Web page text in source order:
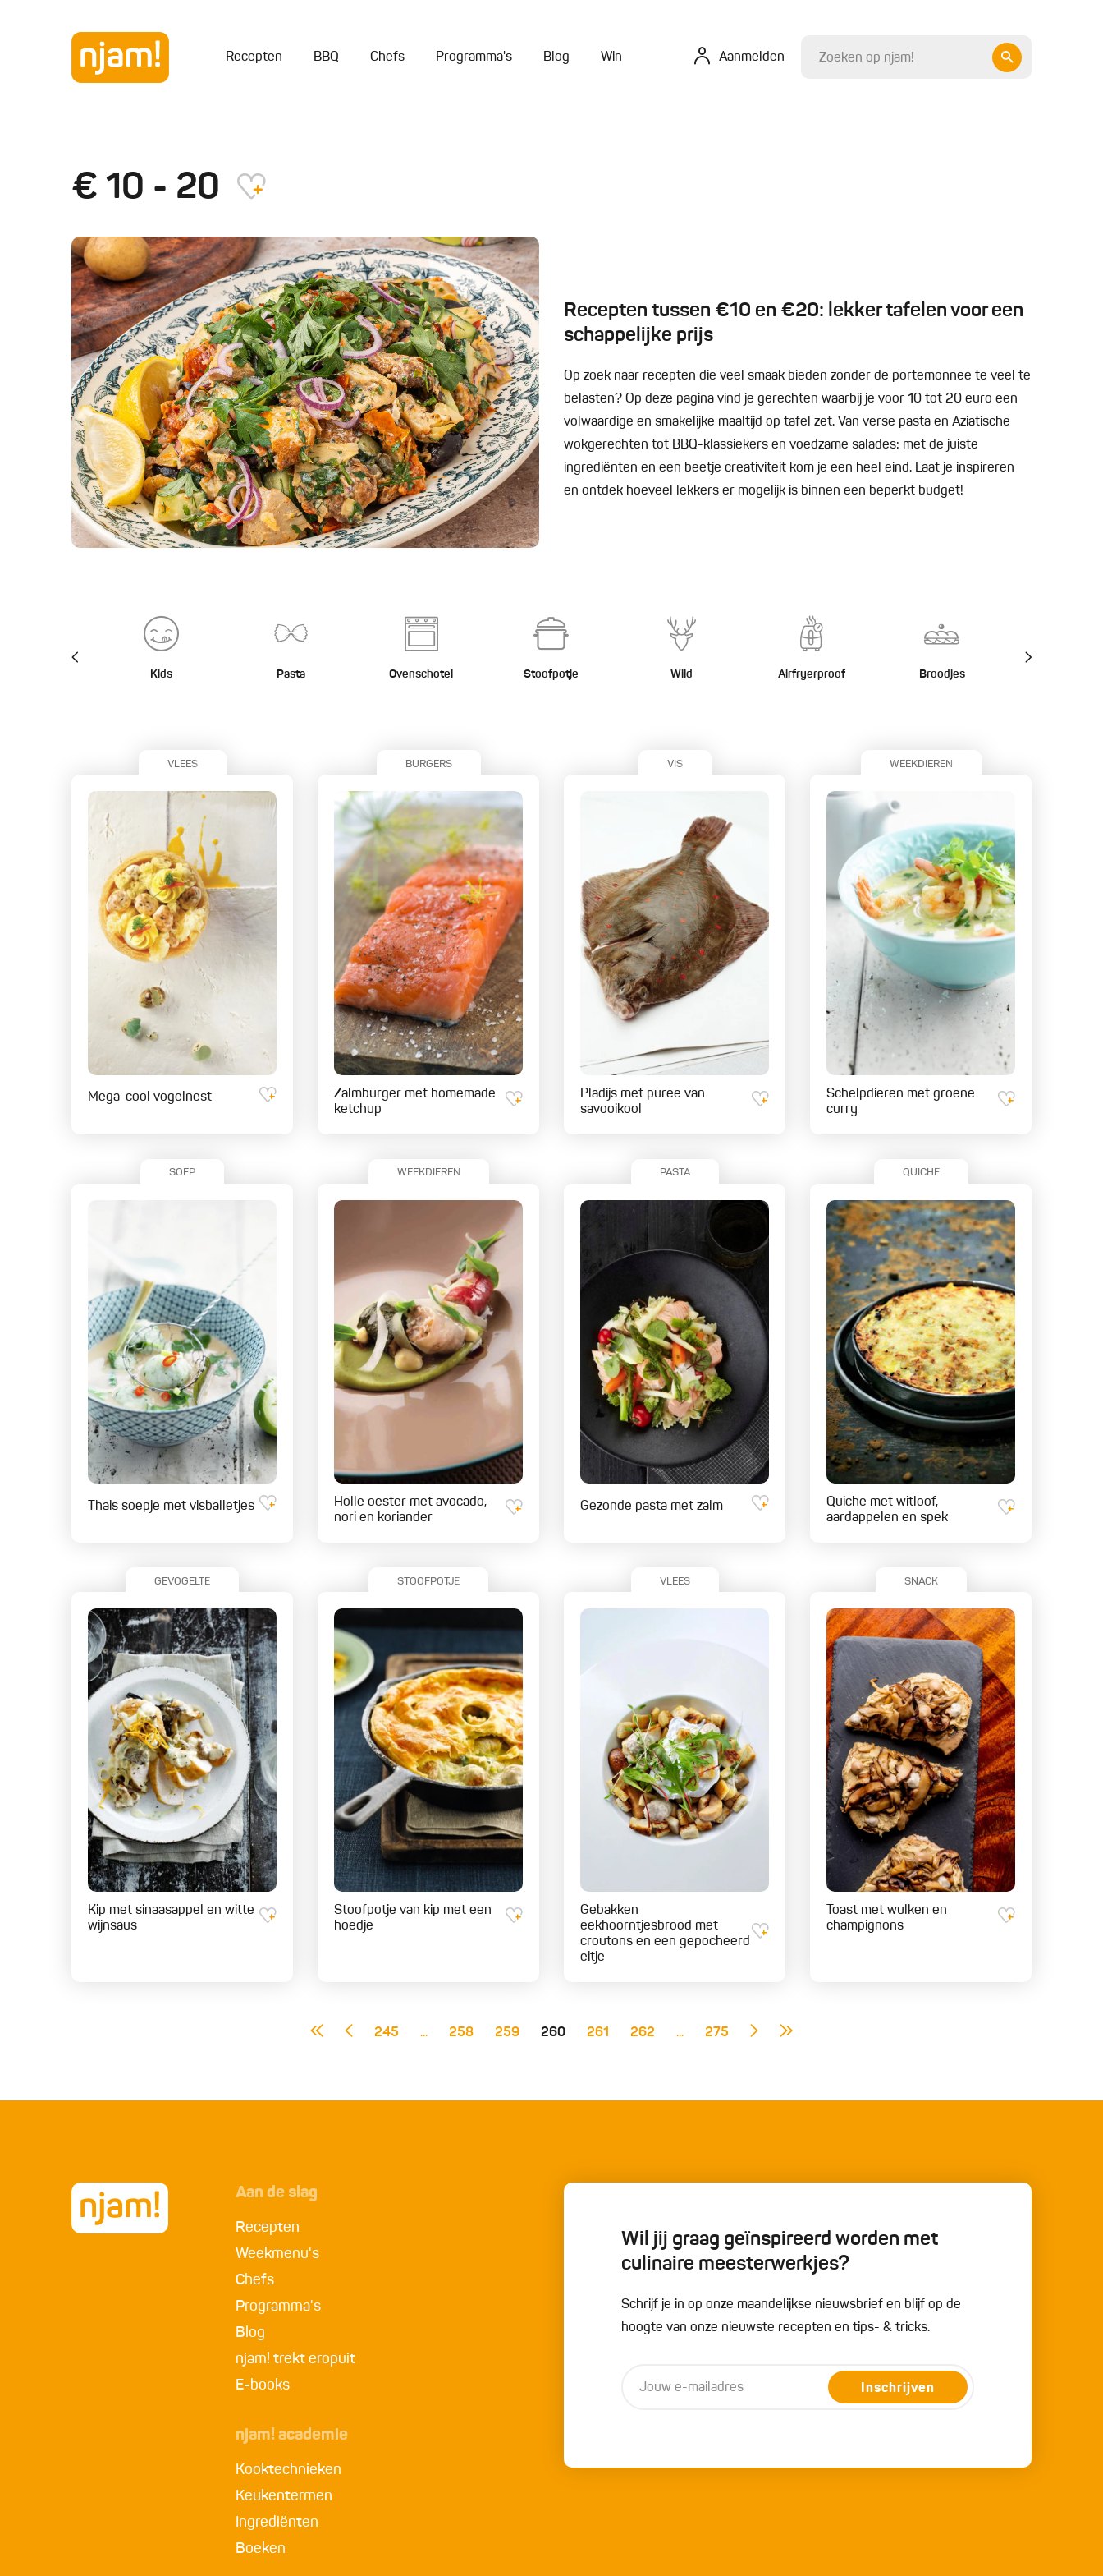
Recepten BBQ Chefs Programma's Blog Win Aanmelden
€ 10 - 20
Recepten tussen €10 en €20: lekker tafelen voor een
schappelijke prijs
Op zoek naar recepten die veel smaak bieden zonder de portemonnee te veel te
belasten? Op deze pagina vind je gerechten waarbij je voor 10 tot 20 euro een
volwaardige en smakelijke maaltijd op tafel zet. Van verse pasta en Aziatische
wokgerechten tot BBQ-klassiekers en voedzame salades: met de juiste
ingrediënten en een beetje creativiteit kom je een heel eind. Laat je inspireren
en ontdek hoeveel lekkers er mogelijk is binnen een beperkt budget!
Kids Pasta Ovenschotel Stoofpotje Wild Airfryerproof Broodjes
VLEES
Mega-cool vogelnest
BURGERS
Zalmburger met homemade
ketchup
VIS
Pladijs met puree van
savooikool
WEEKDIEREN
Schelpdieren met groene
curry
SOEP
Thais soepje met visballetjes
WEEKDIEREN
Holle oester met avocado,
nori en koriander
PASTA
Gezonde pasta met zalm
QUICHE
Quiche met witloof,
aardappelen en spek
GEVOGELTE
Kip met sinaasappel en witte
wijnsaus
STOOFPOTJE
Stoofpotje van kip met een
hoedje
VLEES
Gebakken
eekhoorntjesbrood met
croutons en een gepocheerd
eitje
SNACK
Toast met wulken en
champignons
245 ... 258 259 260 261 262 ... 275
Aan de slag
Recepten
Weekmenu's
Chefs
Programma's
Blog
njam! trekt eropuit
E-books
njam! academie
Kooktechnieken
Keukentermen
Ingrediënten
Boeken
Wil jij graag geïnspireerd worden met
culinaire meesterwerkjes?
Schrijf je in op onze maandelijkse nieuwsbrief en blijf op de
hoogte van onze nieuwste recepten en tips- & tricks.
Inschrijven